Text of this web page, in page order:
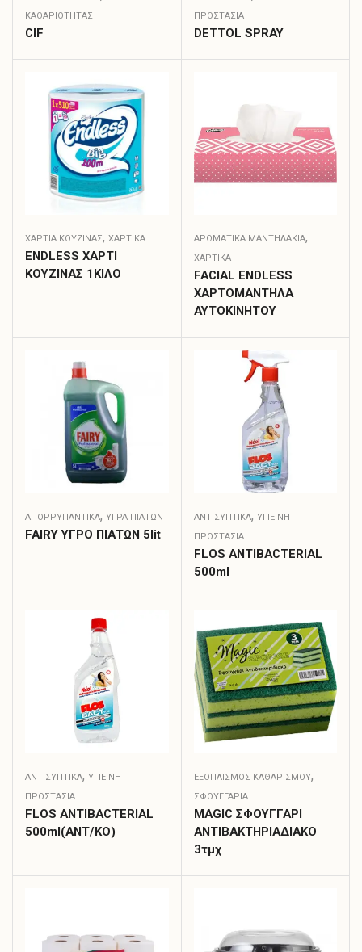
ΚΑΘΑΡΙΌΤΗΤΑΣ
CIF
ΠΡΟΣΤΑΣΙΑ
DETTOL SPRAY
ΧΑΡΤΙΆ ΚΟΥΖΊΝΑΣ, ΧΑΡΤΙΚΑ
ENDLESS ΧΑΡΤΙ
ΚΟΥΖΙΝΑΣ 1ΚΙΛΟ
ΑΡΩΜΑΤΙΚΆ ΜΑΝΤΗΛΆΚΙΑ,
ΧΑΡΤΙΚΑ
FACIAL ENDLESS
ΧΑΡΤΟΜΑΝΤΗΛΑ
ΑΥΤΟΚΙΝΗΤΟΥ
ΑΠΟΡΡΥΠΑΝΤΙΚΑ, ΥΓΡΆ ΠΙΆΤΩΝ
FAIRY ΥΓΡΟ ΠΙΑΤΩΝ 5lit
ΑΝΤΙΣΥΠΤΙΚΆ, ΥΓΙΕΙΝΗ
ΠΡΟΣΤΑΣΙΑ
FLOS ANTIBACTERIAL
500ml
ΑΝΤΙΣΥΠΤΙΚΆ, ΥΓΙΕΙΝΗ
ΠΡΟΣΤΑΣΙΑ
FLOS ANTIBACTERIAL
500ml(ΑΝΤ/ΚΟ)
ΕΞΟΠΛΙΣΜΟΣ ΚΑΘΑΡΙΣΜΟΥ,
ΣΦΟΥΓΓΆΡΙΑ
MAGIC ΣΦΟΥΓΓΑΡΙ
ΑΝΤΙΒΑΚΤΗΡΙΑΔΙΑΚΟ
3τμχ